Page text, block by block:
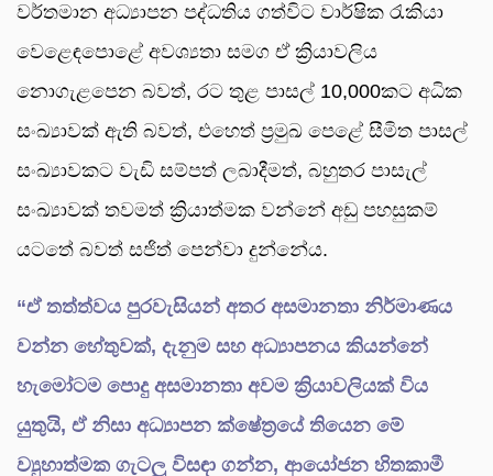
වර්තමාන අධ්‍යාපන පද්ධතිය ගත්විට වාර්ෂික රැකියා
වෙළෙඳපොළේ අවශ්‍යතා සමග ඒ ක්‍රියාවලිය
නොගැළපෙන බවත්, රට තුළ පාසල් 10,000කට අධික
සංඛ්‍යාවක් ඇති බවත්, එහෙත් ප්‍රමුඛ පෙළේ සීමිත පාසල්
සංඛ්‍යාවකට වැඩි සම්පත් ලබාදීමත්, බහුතර පාසැල්
සංඛ්‍යාවක් තවමත් ක්‍රියාත්මක වන්නේ අඩු පහසුකම්
යටතේ බවත් සජිත් පෙන්වා දුන්නේය.
“ඒ තත්ත්වය පුරවැසියන් අතර අසමානතා නිර්මාණය
වන්න හේතුවක්, දැනුම සහ අධ්‍යාපනය කියන්නේ
හැමෝටම පොදු අසමානතා අවම ක්‍රියාවලියක් විය
යුතුයි, ඒ නිසා අධ්‍යාපන ක්ෂේත්‍රයේ තියෙන මේ
ව්‍යුහාත්මක ගැටලු විසඳා ගන්න, ආයෝජන හිතකාමී